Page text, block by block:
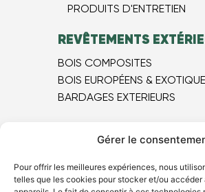
Gérer le
Pour offrir les meilleures expériences, nous
telles que les cookies pour stocker et/ou accéder
PRODUITS D'ENTRETIEN
REVÊTEMENTS
BOIS COMPOSITES
BOIS EUROPÉEN​S &
BARDAGES EXTERIEURS
MAGASIN DE PARQUET
NOS PRODUITS
NOTRE SHOWROOM